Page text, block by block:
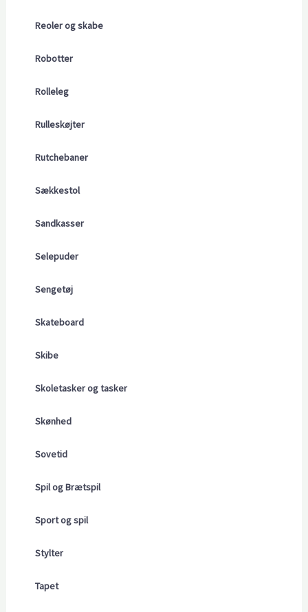
Reoler og skabe
Robotter
Rolleleg
Rulleskøjter
Rutchebaner
Sækkestol
Sandkasser
Selepuder
Sengetøj
Skateboard
Skibe
Skoletasker og tasker
Skønhed
Sovetid
Spil og Brætspil
Sport og spil
Stylter
Tapet